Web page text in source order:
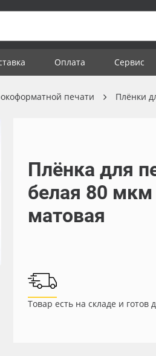
Оплата Сервис
печати Плёнки
Плёнка для
белая 80
матовая
Товар есть на складе и готов